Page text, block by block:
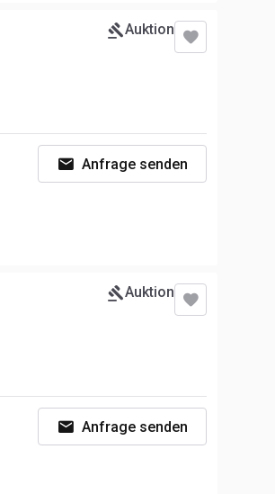
Auktion
Anfrage senden
Auktion
Anfrage senden